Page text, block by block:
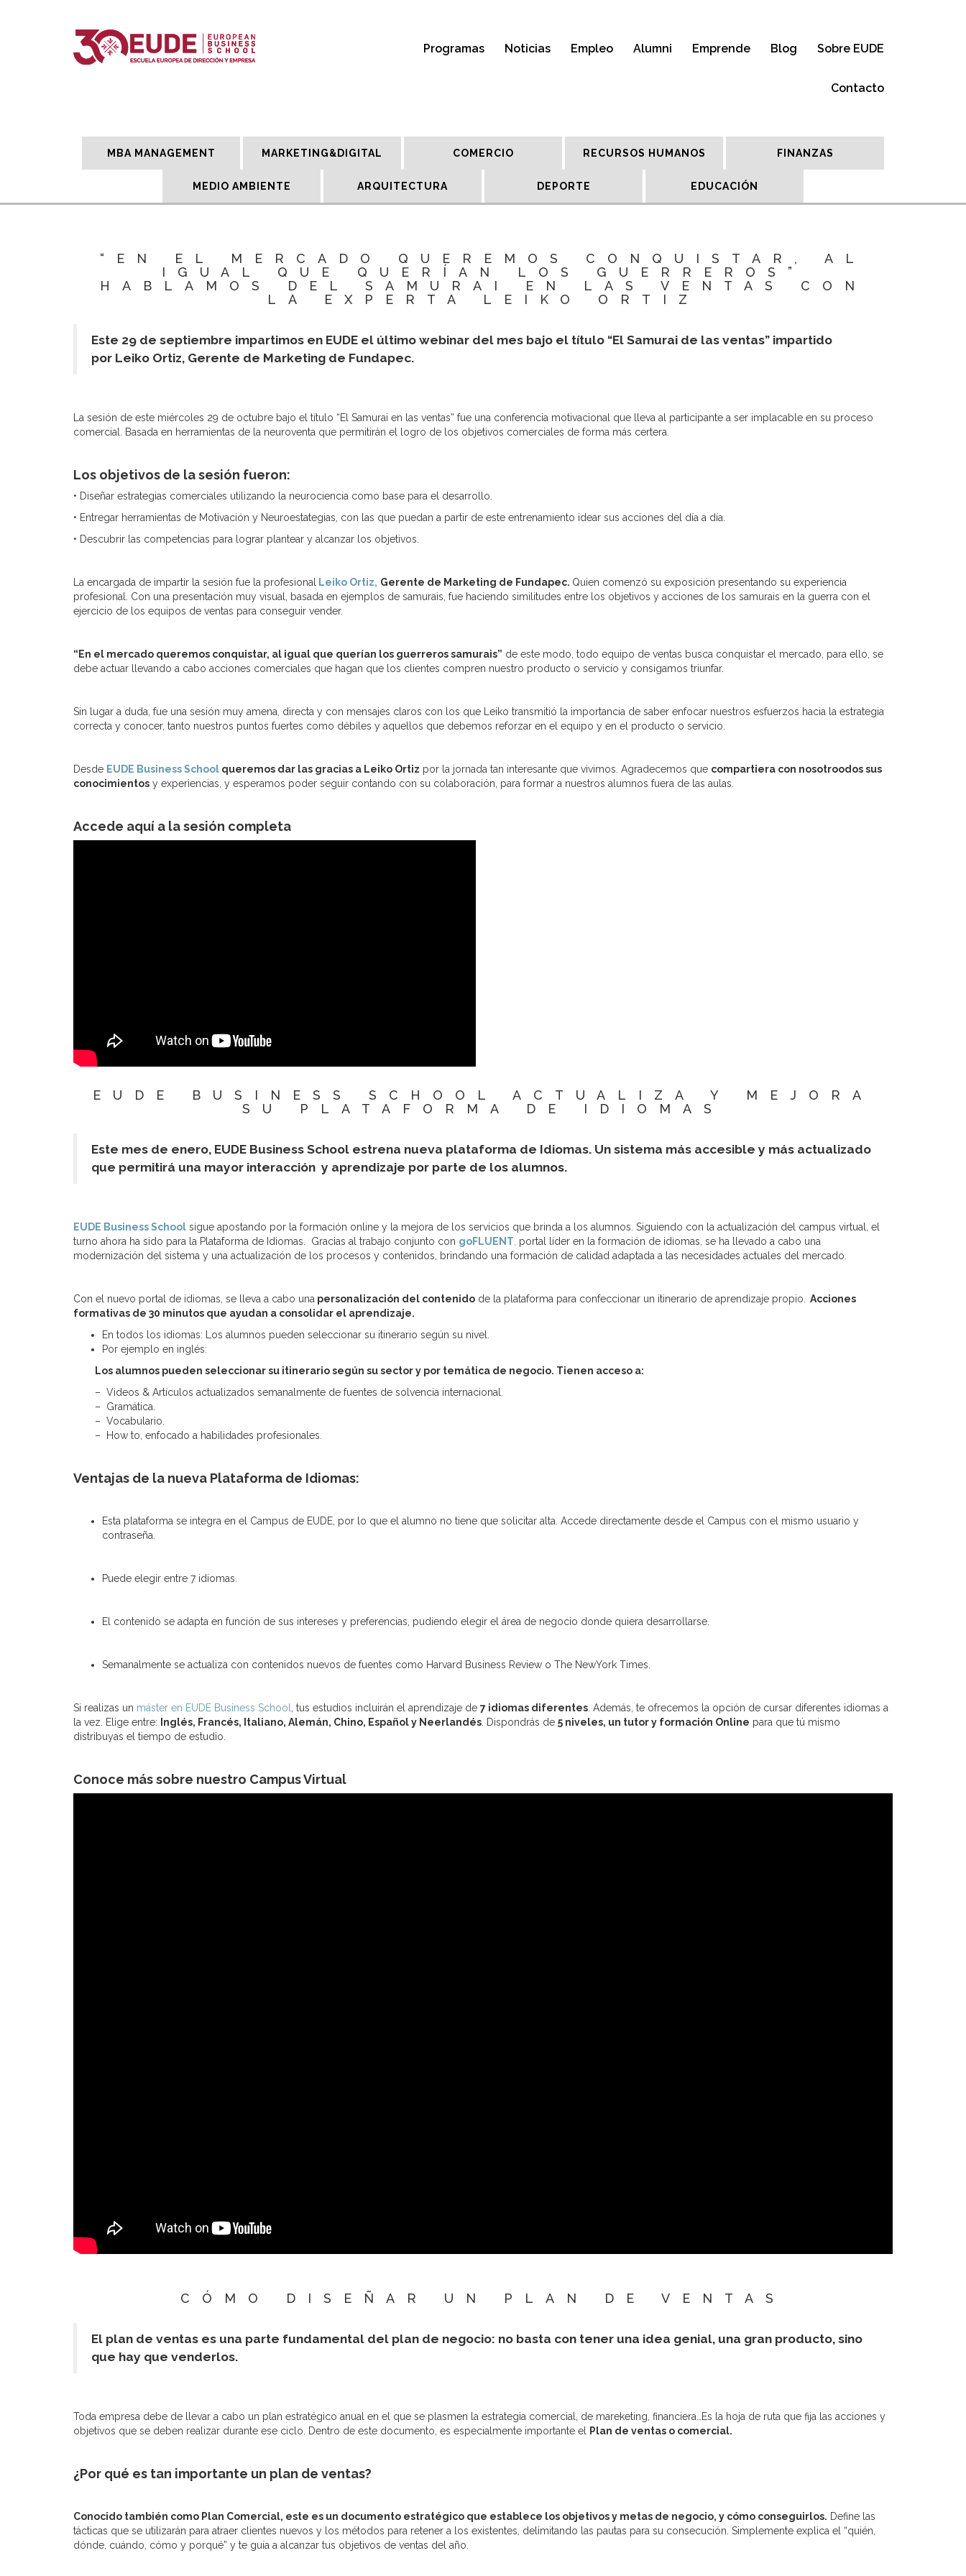
Programas Noticias Empleo Alumni Emprende Blog Sobre EUDE
Contacto
MBA MANAGEMENT MARKETING&DIGITAL COMERCIO RECURSOS HUMANOS FINANZAS
MEDIO AMBIENTE ARQUITECTURA DEPORTE EDUCACIÓN
“EN EL MERCADO QUEREMOS CONQUISTAR, AL
IGUAL QUE QUERÍAN LOS GUERREROS”
HABLAMOS DEL SAMURAI EN LAS VENTAS CON
LA EXPERTA LEIKO ORTIZ
Este 29 de septiembre impartimos en EUDE el último webinar del mes bajo el título “El Samurai de las ventas” impartido
por Leiko Ortiz, Gerente de Marketing de Fundapec.
La sesión de este miércoles 29 de octubre bajo el título “El Samurai en las ventas” fue una conferencia motivacional que lleva al participante a ser implacable en su proceso
comercial. Basada en herramientas de la neuroventa que permitirán el logro de los objetivos comerciales de forma más certera.
Los objetivos de la sesión fueron:
• Diseñar estrategias comerciales utilizando la neurociencia como base para el desarrollo.
• Entregar herramientas de Motivación y Neuroestategias, con las que puedan a partir de este entrenamiento idear sus acciones del día a día.
• Descubrir las competencias para lograr plantear y alcanzar los objetivos.
La encargada de impartir la sesión fue la profesional Leiko Ortiz, Gerente de Marketing de Fundapec. Quien comenzó su exposición presentando su experiencia
profesional. Con una presentación muy visual, basada en ejemplos de samurais, fue haciendo similitudes entre los objetivos y acciones de los samurais en la guerra con el
ejercicio de los equipos de ventas para conseguir vender.
“En el mercado queremos conquistar, al igual que querían los guerreros samurais” de este modo, todo equipo de ventas busca conquistar el mercado, para ello, se
debe actuar llevando a cabo acciones comerciales que hagan que los clientes compren nuestro producto o servicio y consigamos triunfar.
Sin lugar a duda, fue una sesión muy amena, directa y con mensajes claros con los que Leiko transmitió la importancia de saber enfocar nuestros esfuerzos hacia la estrategia
correcta y conocer, tanto nuestros puntos fuertes como débiles y aquellos que debemos reforzar en el equipo y en el producto o servicio.
Desde EUDE Business School queremos dar las gracias a Leiko Ortiz por la jornada tan interesante que vivimos. Agradecemos que compartiera con nosotroodos sus
conocimientos y experiencias, y esperamos poder seguir contando con su colaboración, para formar a nuestros alumnos fuera de las aulas.
Accede aquí a la sesión completa
EUDE BUSINESS SCHOOL ACTUALIZA Y MEJORA
SU PLATAFORMA DE IDIOMAS
Este mes de enero, EUDE Business School estrena nueva plataforma de Idiomas. Un sistema más accesible y más actualizado
que permitirá una mayor interacción y aprendizaje por parte de los alumnos.
EUDE Business School sigue apostando por la formación online y la mejora de los servicios que brinda a los alumnos. Siguiendo con la actualización del campus virtual, el
turno ahora ha sido para la Plataforma de Idiomas. Gracias al trabajo conjunto con goFLUENT portal líder en la formación de idiomas, se ha llevado a cabo una
modernización del sistema y una actualización de los procesos y contenidos, brindando una formación de calidad adaptada a las necesidades actuales del mercado.
Con el nuevo portal de idiomas, se lleva a cabo una personalización del contenido de la plataforma para confeccionar un itinerario de aprendizaje propio.
Acciones
formativas de 30 minutos que ayudan a consolidar el aprendizaje.
En todos los idiomas: Los alumnos pueden seleccionar su itinerario según su nivel.
Por ejemplo en inglés:
Los alumnos pueden seleccionar su itinerario según su sector y por temática de negocio. Tienen acceso a:
– Videos & Artículos actualizados semanalmente de fuentes de solvencia internacional.
– Gramática.
– Vocabulario.
– How to, enfocado a habilidades profesionales.
Ventajas de la nueva Plataforma de Idiomas:
Esta plataforma se integra en el Campus de EUDE, por lo que el alumno no tiene que solicitar alta. Accede directamente desde el Campus con el mismo usuario y
contraseña.
Puede elegir entre 7 idiomas.
El contenido se adapta en función de sus intereses y preferencias, pudiendo elegir el área de negocio donde quiera desarrollarse.
Semanalmente se actualiza con contenidos nuevos de fuentes como Harvard Business Review o The NewYork Times.
Si realizas un máster en EUDE Business School , tus estudios incluirán el aprendizaje de 7 idiomas diferentes . Además, te ofrecemos la opción de cursar diferentes idiomas a
la vez. Elige entre:
Inglés, Francés, Italiano, Alemán, Chino, Español y Neerlandés . Dispondrás de 5 niveles, un tutor y formación Online para que tú mismo
distribuyas el tiempo de estudio.
Conoce más sobre nuestro Campus Virtual
CÓMO DISEÑAR UN PLAN DE VENTAS
El plan de ventas es una parte fundamental del plan de negocio: no basta con tener una idea genial, una gran producto, sino
que hay que venderlos.
Toda empresa debe de llevar a cabo un plan estratégico anual en el que se plasmen la estrategia comercial, de mareketing, financiera…Es la hoja de ruta que fija las acciones y
objetivos que se deben realizar durante ese ciclo. Dentro de este documento, es especialmente importante el Plan de ventas o comercial.
¿Por qué es tan importante un plan de ventas?
Conocido también como Plan Comercial, este es un documento estratégico que establece los objetivos y metas de negocio, y cómo conseguirlos. Define las
tácticas que se utilizarán para atraer clientes nuevos y los métodos para retener a los existentes, delimitando las pautas para su consecución. Simplemente explica el “quién,
dónde, cuándo, cómo y porqué” y te guía a alcanzar tus objetivos de ventas del año.